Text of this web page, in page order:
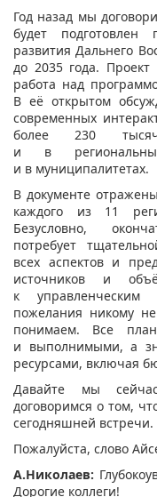
Год назад мы
будет подготовлен
развития Дальнего
до 2035 года.
работа над
В её открытом
современных
более 230
и в региональных
и в муниципалитетах.
В документе
каждого из 11
Безусловно,
потребует
всех аспектов и
источников и
к управленческим
пожелания никому
понимаем. Все
и выполнимыми, а
ресурсами, включая
Давайте мы
договоримся о том,
сегодняшней встречи.
Пожалуйста, слово
А.Николаев:
Дорогие коллеги!